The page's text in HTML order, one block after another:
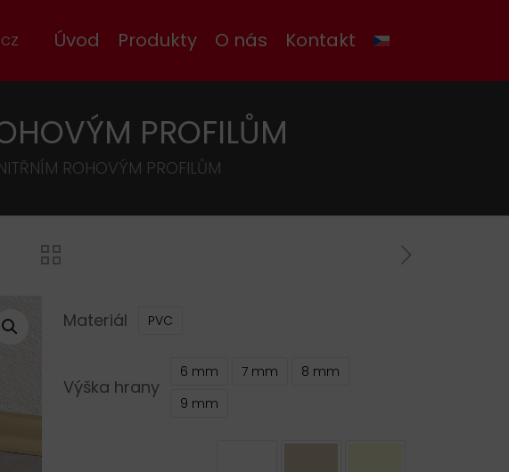
Úvod Produkty O nás Kontakt
PROFILŮM
ROHOVÝM PROFILŮM
Materiál PVC
Výška hrany
6 mm 7 mm
8 mm
9 mm